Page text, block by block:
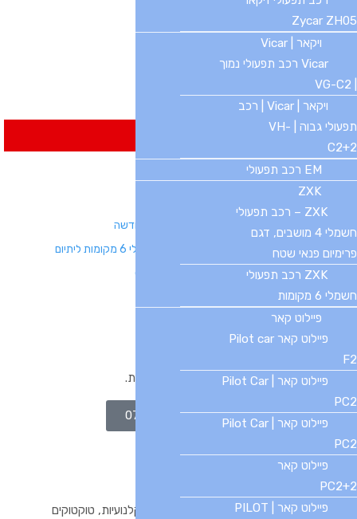
יישוב*
הודעתך
שלח
חדשים באתר
סוללת ליתיום – BV10570T
קלנועית זוגית 48 וולט | ג'ימי | מיני גולף – צורה חדשה
LVTONG 827G LONG 4+2 | רכב תפעולי חשמלי 6 מקומות ליתיום
למכירה רכב תפעולי חשמלי עם ארגז יד 2, e-car
מחפשים רכב חשמלי? נחזור אליכם תוך דקות.
חייגו 077-2312000
הבית הישראלי לרכבים חשמליים יד שנייה, קלנועיות, טוקטוקים
Zycar ZH05
ויקאר | Vicar
Vicar רכב תפעולי נמוך
ויקאר | Vicar | רכב
תפעולי גבוה | VH-
C2+2
EM רכב תפעולי
ZXK
ZXK – רכב תפעולי
חשמלי 4 מושבים, דגם
פרימיום פנאי שטח
ZXK רכב תפעולי
חשמלי 6 מקומות
פיילוט קאר
פיילוט קאר Pilot car
F2
פיילוט קאר | Pilot Car
PC2
פיילוט קאר | Pilot Car
PC2
פיילוט קאר
PC2+2
פיילוט קאר | PILOT